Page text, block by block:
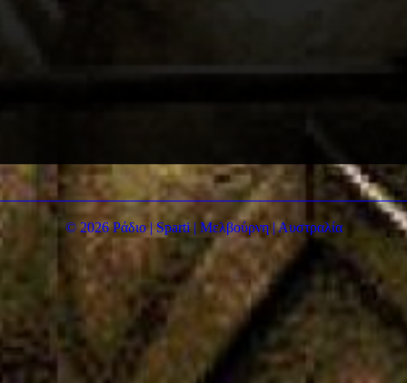
© 2026 Ράδιο | Sparti | Μελβούρνη | Αυστραλία